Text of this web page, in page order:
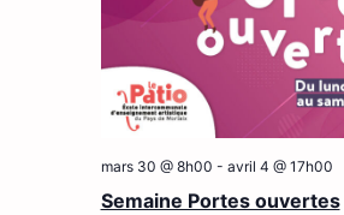
mars 30 @ 8h00 - avril 4 @ 17h00
Semaine Portes ouvertes